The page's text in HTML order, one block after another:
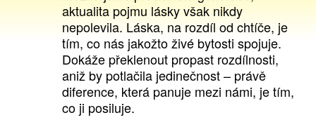
aktualita pojmu lásky však nikdy
nepolevila. Láska, na rozdíl od chtíče, je
tím, co nás jakožto živé bytosti spojuje.
Dokáže překlenout propast rozdílnosti,
aniž by potlačila jedinečnost – právě
diference, která panuje mezi námi, je tím,
co ji posiluje.